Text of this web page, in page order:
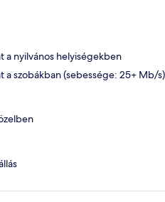
a nyilvános helyiségekben
a szobákban (sebessége: 25+ Mb/s)